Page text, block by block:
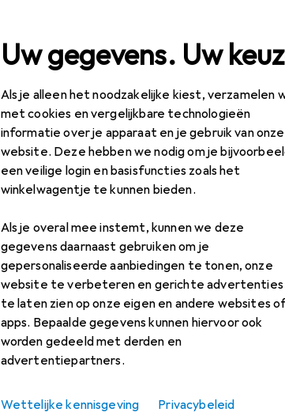
Uw gegevens. Uw
Als je alleen het noodzakelijke kiest, verzamelen
met cookies en vergelijkbare technologieën
informatie over je apparaat en je gebruik van onze
website. Deze hebben we nodig om je
een veilige login en basisfuncties zoals het
winkelwagentje te kunnen bieden.
Als je overal mee instemt, kunnen we deze
gegevens daarnaast gebruiken om je
gepersonaliseerde aanbiedingen te tonen, onze
website te verbeteren en gerichte advertenties
te laten zien op onze eigen en andere websites
apps. Bepaalde gegevens kunnen hiervoor ook
worden gedeeld met derden en
advertentiepartners.
Wettelijke kennisgeving Privacybeleid
Productassortiment IT + Multimedia
EUR
49,05
10 h
Accessoires voor